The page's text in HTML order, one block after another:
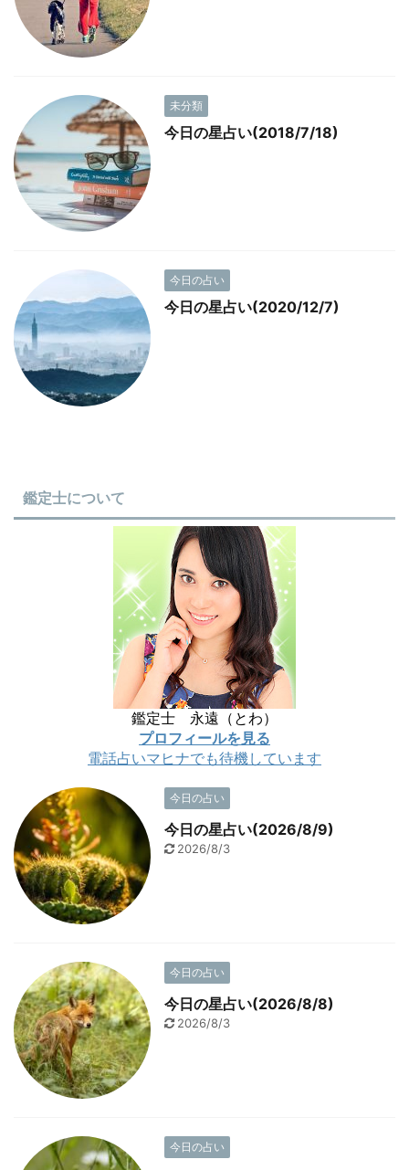
未分類
今日の星占い(2018/7/18)
今日の占い
今日の星占い(2020/12/7)
鑑定士について
鑑定士 永遠（とわ）
プロフィールを見る
電話占いマヒナでも待機しています
今日の占い
今日の星占い(2026/8/9)
2026/8/3
今日の占い
今日の星占い(2026/8/8)
2026/8/3
今日の占い